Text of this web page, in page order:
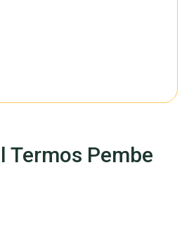
Termos Pembe